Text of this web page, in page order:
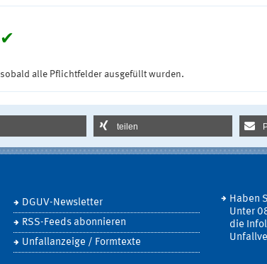
✔
alle Pflichtfelder ausgefüllt wurden.
teilen
DGUV-Newsletter
RSS-Feeds abonnieren
Unfallanzeige / Formtexte
Haben
Unter
die